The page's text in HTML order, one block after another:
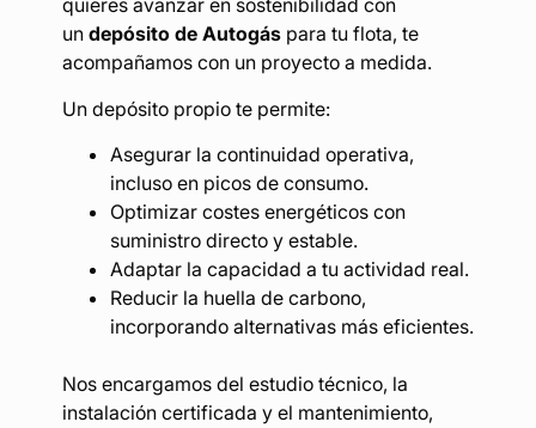
quieres avanzar en sostenibilidad con
un depósito de Autogás para tu flota, te
acompañamos con un proyecto a medida.
Un depósito propio te permite:
Asegurar la continuidad operativa,
incluso en picos de consumo.
Optimizar costes energéticos con
suministro directo y estable.
Adaptar la capacidad a tu actividad real.
Reducir la huella de carbono,
incorporando alternativas más eficientes.
Nos encargamos del estudio técnico, la
instalación certificada y el mantenimiento,